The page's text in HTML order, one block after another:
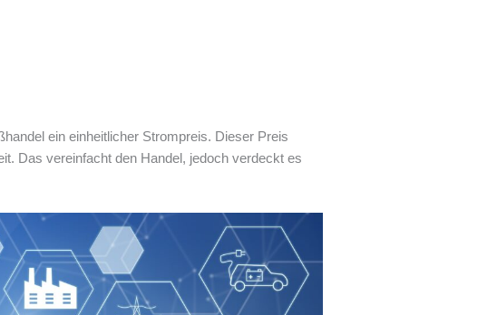
ein einheitlicher Strompreis. Dieser Preis
Das vereinfacht den Handel, jedoch verdeckt es